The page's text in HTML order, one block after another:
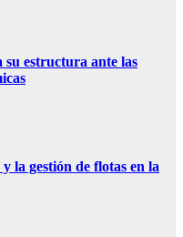
estructura ante las
la gestión de flotas en la